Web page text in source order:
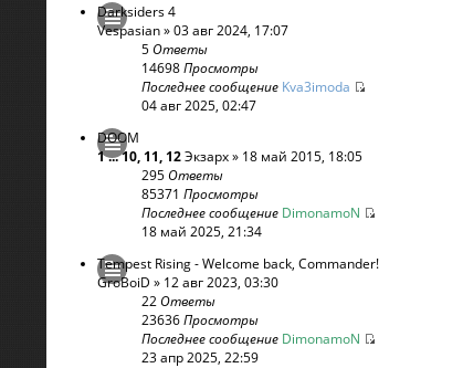
Darksiders 4
Vespasian» 03 авг 2024, 17:07
5Ответы
14698Просмотры
Последнее сообщение Kva3imoda
04 авг 2025, 02:47
DOOM
1...10, 11, 12Экзарх» 18 май 2015, 18:05
295Ответы
85371 Просмотры
Последнее сообщение DimonamoN
18 май 2025, 21:34
Tempest Rising - Welcome back, Commander!
GroBoiD » 12 авг 2023, 03:30
22Ответы
23636Просмотры
Последнее сообщение DimonamoN
23 апр 2025, 22:59